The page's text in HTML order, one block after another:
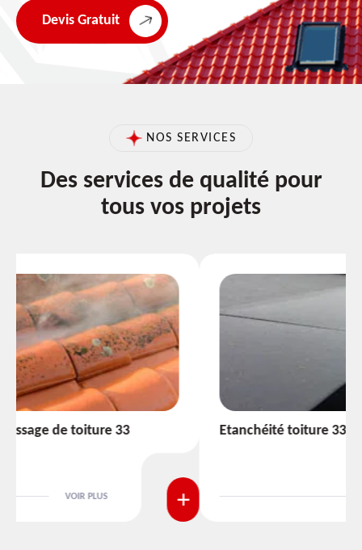
Devis Gratuit
NOS SERVICES
Des services de qualité pour
tous vos projets
Etanchéité toiture 33
VOIR PLUS